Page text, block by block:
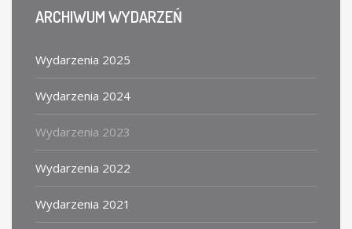
ARCHIWUMWYDARZEŃ
Wydarzenia 2025
Wydarzenia 2024
Wydarzenia 2023
Wydarzenia 2022
Wydarzenia 2021